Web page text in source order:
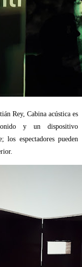
Rey, Cabina acústica es
y un dispositivo
los espectadores pueden